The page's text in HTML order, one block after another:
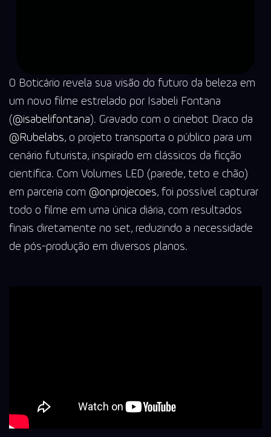
O Boticário revela sua visão do futuro da beleza em
um novo filme estrelado por Isabeli Fontana
(@isabelifontana). Gravado com o cinebot Draco da
@Rubelabs, o projeto transporta o público para um
cenário futurista, inspirado em clássicos da ficção
científica. Com Volumes LED (parede, teto e chão)
em parceria com @onprojecoes, foi possível capturar
todo o filme em uma única diária, com resultados
finais diretamente no set, reduzindo a necessidade
de pós-produção em diversos planos.